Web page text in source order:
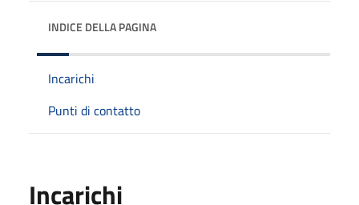
INDICE DELLA PAGINA
Incarichi
Punti di contatto
Incarichi